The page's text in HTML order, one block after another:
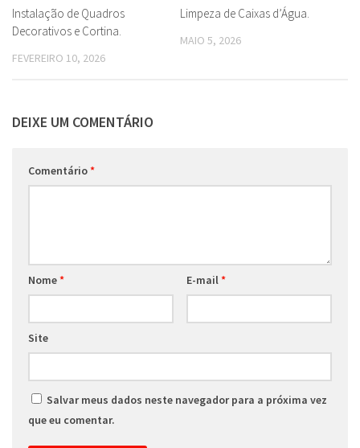
Instalação de Quadros
Decorativos e Cortina.
FEVEREIRO 10, 2026
Limpeza de Caixas d’Água.
MAIO 5, 2026
DEIXE UM COMENTÁRIO
Comentário*
Nome* E-mail*
Site
Salvar meus dados neste navegador para a próxima vez
que eu comentar.